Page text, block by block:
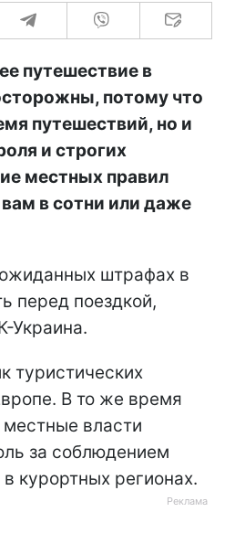
путешествие в
потому что
путешествий, но и
и строгих
местных правил
в сотни или даже
штрафах в
перед поездкой,
Украина.
туристических
В то же время
местные власти
за соблюдением
курортных регионах.